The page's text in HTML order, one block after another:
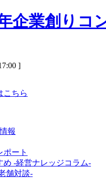
]
こちら
報
ポート
め -経営ナレッジコラム-
舗対談-